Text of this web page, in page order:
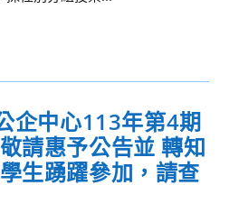
企中心113年第4期
請惠予公告並 轉知
生踴躍參加，請查